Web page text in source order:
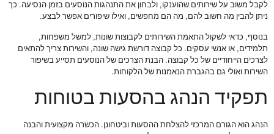
לקבל משוב על שירותים שהוענקו, ולבחון את התנהגות הנוסעים בזמן הנסיעה. כך
ניתן להבין מה חשוב להם, מה הם מחפשים, ואילו שיפורים אפשר לבצע.
בנוסף, כדאי לשקול התאמת השירותים לקבוצות שונות, למשל משפחות,
תלמידים, או אנשי עסקים. כל קבוצה דורשת גישה שונה, והשירות צריך להתאים
לצרכים הייחודיים של כל קבוצה. הבנת הצרכים של הנוסעים תסייע בשיפור
השירות ואולי גם בהגברת הנאמנות של הלקוחות.
תפקיד הנהג בהסעות בטוחות
הנהג הוא הגורם המרכזי להצלחת ההסעות וביטחונן. הכשרה מקצועית והבנה